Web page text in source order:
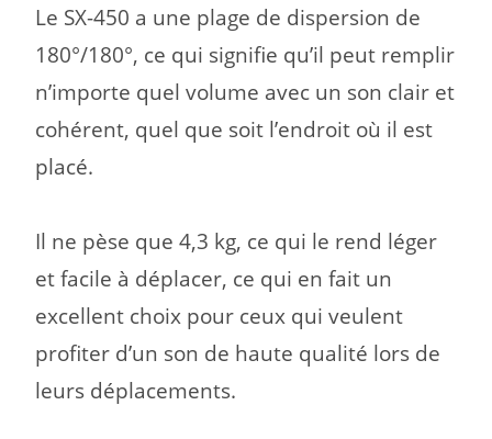
Le SX-450 a une plage de dispersion de
180°/180°, ce qui signifie qu’il peut remplir
n’importe quel volume avec un son clair et
cohérent, quel que soit l’endroit où il est
placé.
Il ne pèse que 4,3 kg, ce qui le rend léger
et facile à déplacer, ce qui en fait un
excellent choix pour ceux qui veulent
profiter d’un son de haute qualité lors de
leurs déplacements.